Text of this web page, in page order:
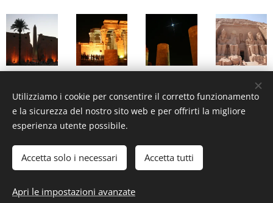
Creato conWebnode
Utilizziamo i cookie per consentire il corretto funzionamento
e la sicurezza del nostro sito web e per offrirti la migliore
esperienza utente possibile.
Accetta solo i necessari Accetta tutti
Apri le impostazioni avanzate